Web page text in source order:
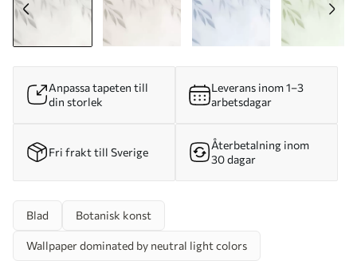
Anpassa tapeten till
din storlek
Leverans inom 1–3
arbetsdagar
Fri frakt till Sverige
Återbetalning inom
30 dagar
Blad Botanisk konst
Wallpaper dominated by neutral light colors